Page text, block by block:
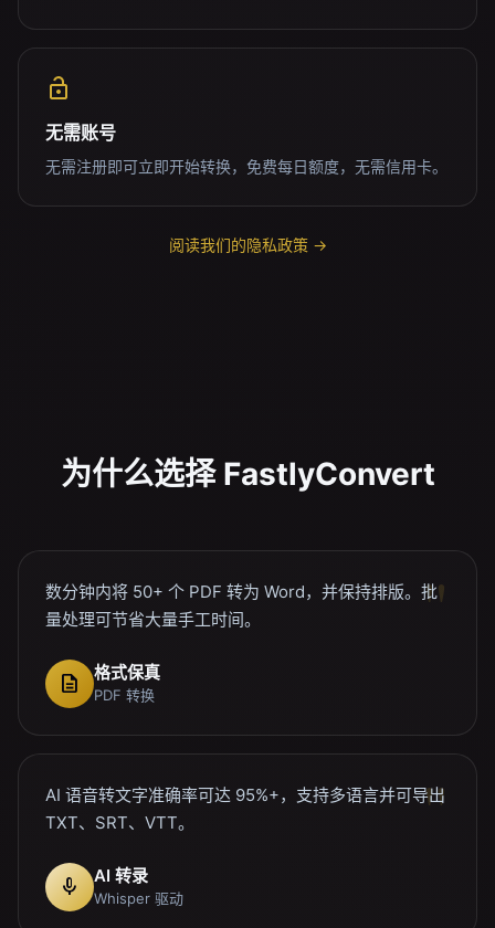
无需账号
无需注册即可立即开始转换，免费每日额度，无需信用卡。
阅读我们的隐私政策 →
为什么选择 FastlyConvert
数分钟内将 50+ 个 PDF 转为 Word，并保持排版。批
量处理可节省大量手工时间。
description 格式保真
PDF 转换
AI 语音转文字准确率可达 95%+，支持多语言并可导出
TXT、SRT、VTT。
mic AI 转录
Whisper 驱动